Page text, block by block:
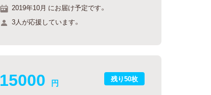
2019年10月 にお届け予定です。
3人が応援しています。
残り50枚
15000 円